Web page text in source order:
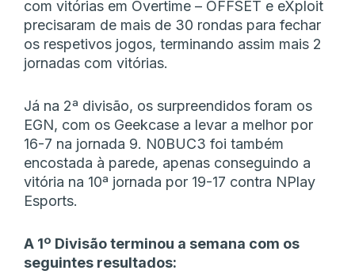
com vitórias em Overtime – OFFSET e eXploit
precisaram de mais de 30 rondas para fechar
os respetivos jogos, terminando assim mais 2
jornadas com vitórias.
Já na 2ª divisão, os surpreendidos foram os
EGN, com os Geekcase a levar a melhor por
16-7 na jornada 9. N0BUC3 foi também
encostada à parede, apenas conseguindo a
vitória na 10ª jornada por 19-17 contra NPlay
Esports.
A 1º Divisão terminou a semana com os
seguintes resultados: